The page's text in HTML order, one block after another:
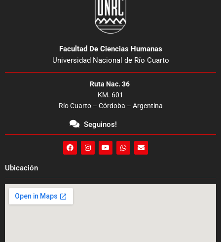
Ubicación
Facultad De Ciencias Humanas
Universidad Nacional de Río Cuarto
Ruta Nac. 36
KM. 601
Río Cuarto – Córdoba – Argentina
Seguinos!
F
a
o
o
I
n
g
r
Y
o
b
e
W
h
a
p
E
n
o
p